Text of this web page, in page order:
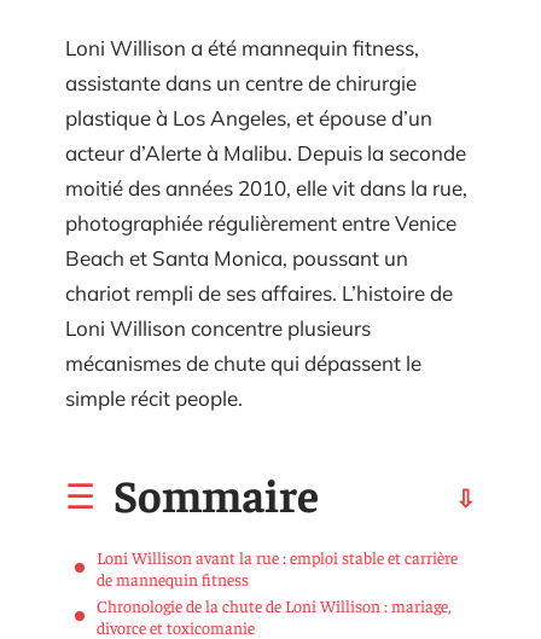
Loni Willison a été mannequin fitness,
assistante dans un centre de chirurgie
plastique à Los Angeles, et épouse d’un
acteur d’Alerte à Malibu. Depuis la seconde
moitié des années 2010, elle vit dans la rue,
photographiée régulièrement entre Venice
Beach et Santa Monica, poussant un
chariot rempli de ses affaires. L’histoire de
Loni Willison concentre plusieurs
mécanismes de chute qui dépassent le
simple récit people.
Sommaire
Loni Willison avant la rue : emploi stable et carrière
de mannequin fitness
Chronologie de la chute de Loni Willison : mariage,
divorce et toxicomanie